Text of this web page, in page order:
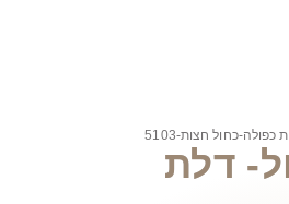
כחול חצות-5103
דלת